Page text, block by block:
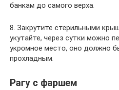
банкам до самого верха.
8. Закрутите стерильными
укутайте, через сутки можно
укромное место, оно должно
прохладным.
Рагу с фаршем